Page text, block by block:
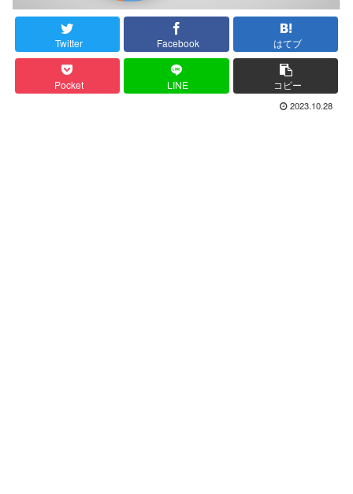
Twitter Facebook はてブ
Pocket LINE コピー
2023.10.28